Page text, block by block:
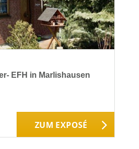
EFH in Marlishausen
ZUM EXPOSÉ